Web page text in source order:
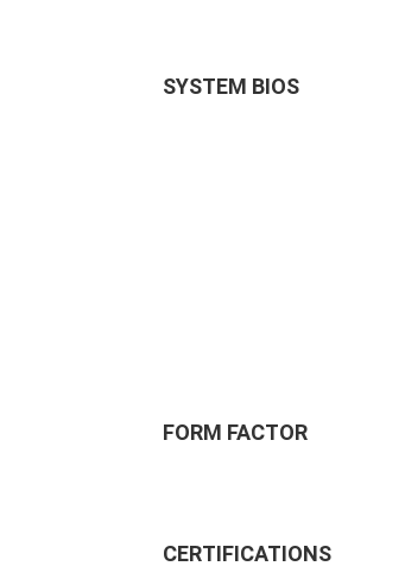
SYSTEM BIOS
FORM FACTOR
CERTIFICATIONS